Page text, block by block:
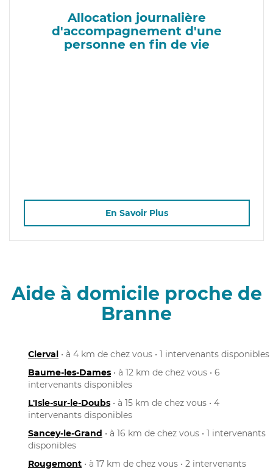
Allocation journalière
d'accompagnement d'une
personne en fin de vie
En Savoir Plus
Aide à domicile proche de
Branne
Clerval • à 4 km de chez vous • 1 intervenants disponibles
Baume-les-Dames • à 12 km de chez vous • 6
intervenants disponibles
L'Isle-sur-le-Doubs • à 15 km de chez vous • 4
intervenants disponibles
Sancey-le-Grand • à 16 km de chez vous • 1 intervenants
disponibles
Rougemont • à 17 km de chez vous • 2 intervenants